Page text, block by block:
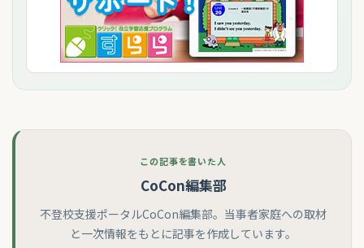
この記事を書いた人
CoCon編集部
不登校支援ポータルCoCon編集部。当事者家庭への取材
と一次情報をもとに記事を作成しています。